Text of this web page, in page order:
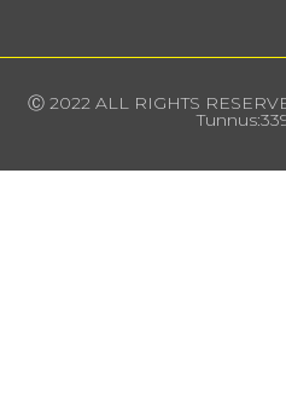
Ⓒ 2022 ALL RIGHTS